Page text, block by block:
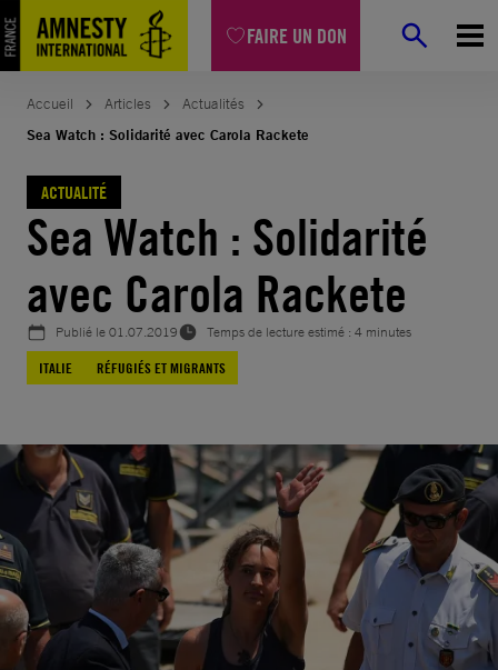
FAIRE UN DON
Aller
au
contenu
Accueil Articles
Actualités
Sea Watch : Solidarité avec Carola Rackete
ACTUALITÉ
Sea Watch : Solidarité
avec Carola Rackete
Publié le01.07.2019
Temps de lecture estimé : 4 minutes
ITALIE
RÉFUGIÉS ET MIGRANTS